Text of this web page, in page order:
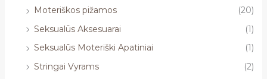
Moteriškos pižamos
(20)
Seksualūs Aksesuarai
(1)
Seksualūs Moteriški Apatiniai
(1)
Stringai Vyrams
(2)